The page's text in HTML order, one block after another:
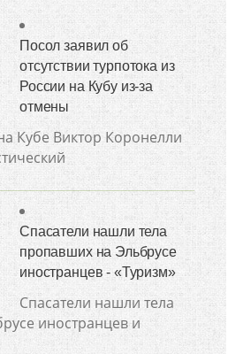
Посол заявил об
отсутствии турпотока из
России на Кубу из-за
отмены
Кубе Виктор Коронелли
Спасатели нашли тела
пропавших на Эльбрусе
иностранцев - «Туризм»
Спасатели нашли тела
иностранцев и